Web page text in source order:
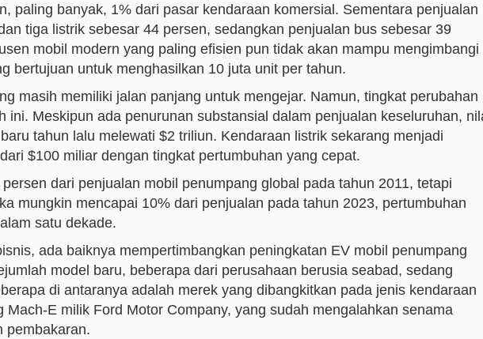
paling banyak, 1% dari pasar kendaraan komersial. Sementara penjualan
tiga listrik sebesar 44 persen, sedangkan penjualan bus sebesar 39
mobil modern yang paling efisien pun tidak akan mampu mengimbangi
bertujuan untuk menghasilkan 10 juta unit per tahun.
masih memiliki jalan panjang untuk mengejar. Namun, tingkat perubahan
ini. Meskipun ada penurunan substansial dalam penjualan keseluruhan,
tahun lalu melewati $2 triliun. Kendaraan listrik sekarang menjadi
$100 miliar dengan tingkat pertumbuhan yang cepat.
dari penjualan mobil penumpang global pada tahun 2011, tetapi
mungkin mencapai 10% dari penjualan pada tahun 2023, pertumbuhan
satu dekade.
ada baiknya mempertimbangkan peningkatan EV mobil penumpang
model baru, beberapa dari perusahaan berusia seabad, sedang
di antaranya adalah merek yang dibangkitkan pada jenis kendaraan
Mach-E milik Ford Motor Company, yang sudah mengalahkan senama
pembakaran.